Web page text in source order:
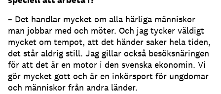
– Det handlar mycket om alla härliga människor
man jobbar med och möter. Och jag tycker väldigt
mycket om tempot, att det händer saker hela tiden,
det står aldrig still. Jag gillar också besöksnäringen
för att det är en motor i den svenska ekonomin. Vi
gör mycket gott och är en inkörsport för ungdomar
och människor från andra länder.